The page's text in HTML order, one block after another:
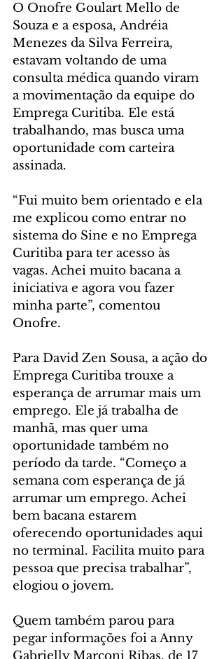
O Onofre Goulart Mello de
Souza e a esposa, Andréia
Menezes da Silva Ferreira,
estavam voltando de uma
consulta médica quando viram
a movimentação da equipe do
Emprega Curitiba. Ele está
trabalhando, mas busca uma
oportunidade com carteira
assinada.
“Fui muito bem orientado e ela
me explicou como entrar no
sistema do Sine e no Emprega
Curitiba para ter acesso às
vagas. Achei muito bacana a
iniciativa e agora vou fazer
minha parte”, comentou
Onofre.
Para David Zen Sousa, a ação do
Emprega Curitiba trouxe a
esperança de arrumar mais um
emprego. Ele já trabalha de
manhã, mas quer uma
oportunidade também no
período da tarde. “Começo a
semana com esperança de já
arrumar um emprego. Achei
bem bacana estarem
oferecendo oportunidades aqui
no terminal. Facilita muito para
pessoa que precisa trabalhar”,
elogiou o jovem.
Quem também parou para
pegar informações foi a Anny
Gabrielly Marconi Ribas, de 17